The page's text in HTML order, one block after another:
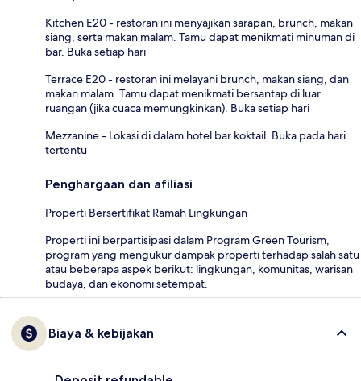
Kitchen E20 - restoran ini menyajikan sarapan, brunch, makan
siang, serta makan malam. Tamu dapat menikmati minuman di
bar. Buka setiap hari
Terrace E20 - restoran ini melayani brunch, makan siang, dan
makan malam. Tamu dapat menikmati bersantap di luar
ruangan (jika cuaca memungkinkan). Buka setiap hari
Mezzanine - Lokasi di dalam hotel bar koktail. Buka pada hari
tertentu
Penghargaan dan afiliasi
Properti Bersertifikat Ramah Lingkungan
Properti ini berpartisipasi dalam Program Green Tourism,
program yang mengukur dampak properti terhadap salah satu
atau beberapa aspek berikut: lingkungan, komunitas, warisan
budaya, dan ekonomi setempat.
Biaya & kebijakan